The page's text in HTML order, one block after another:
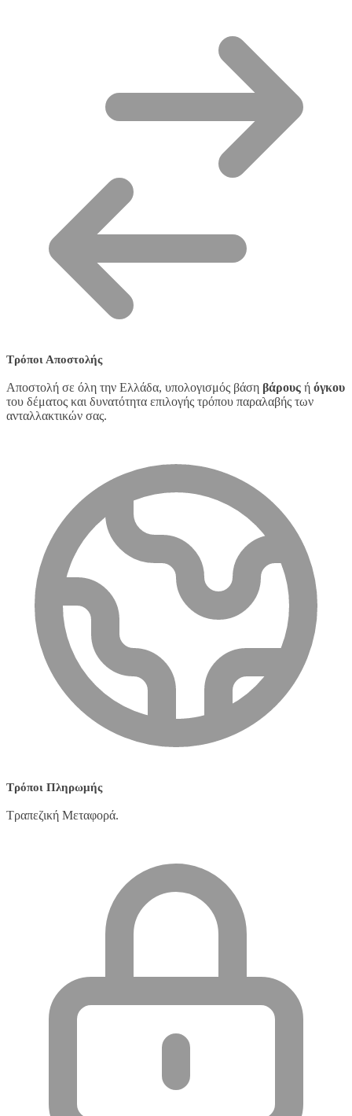
Τρόποι Αποστολής
Αποστολή σε όλη την Ελλάδα, υπολογισμός βάση βάρους ή όγκου
του δέματος και δυνατότητα επιλογής τρόπου παραλαβής των
ανταλλακτικών σας.
Τρόποι Πληρωμής
Τραπεζική Μεταφορά.